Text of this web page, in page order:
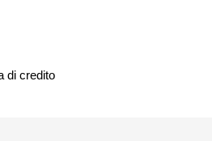
di credito